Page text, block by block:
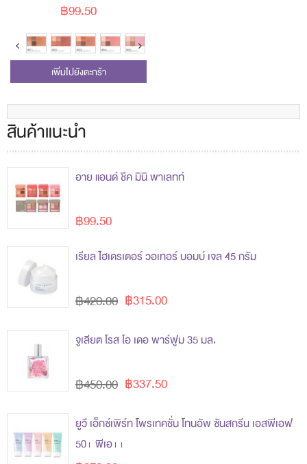
฿99.50
เพิ่มไปยังตะกร้า
สินค้าแนะนำ
อาย แอนด์ ชีค มินิ พาเลทท์
฿99.50
เรียล ไฮเดรเตอร์ วอเทอร์ บอมบ์ เจล 45 กรัม
฿315.00
฿420.00
จูเลียต โรส โอ เดอ พาร์ฟูม 35 มล.
฿337.50
฿450.00
ยูวี เอ็กซ์เพิร์ท โพรเทคชั่น โทนอัพ ซันสกรีน เอสพีเอฟ
50+ พีเอ++